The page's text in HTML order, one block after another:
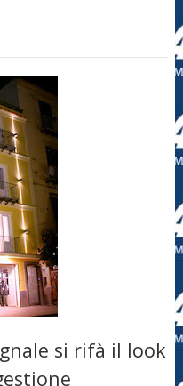
si rifà il look